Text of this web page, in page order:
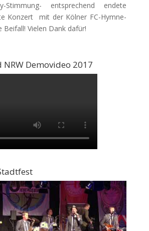
Stimmung- entsprechend endete
Konzert mit der Kölner FC-Hymne-
Beifall! Vielen Dank dafür!
Demovideo 2017